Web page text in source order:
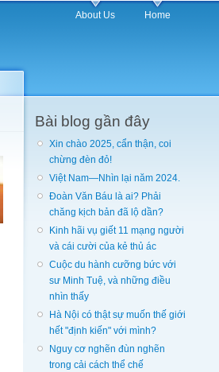
About Us Home
Bài blog gần đây
Xin chào 2025, cẩn thận, coi
chừng đèn đỏ!
Việt Nam—Nhìn lại năm 2024.
Đoàn Văn Báu là ai? Phải
chăng kịch bản đã lộ dần?
Kinh hãi vụ giết 11 mạng người
và cái cười của kẻ thủ ác
Cuộc du hành cưỡng bức với
sư Minh Tuệ, và những điều
nhìn thấy
Hà Nội có thật sự muốn thế giới
hết "định kiến" với mình?
Nguy cơ nghẽn đùn nghẽn
trong cải cách thể chế